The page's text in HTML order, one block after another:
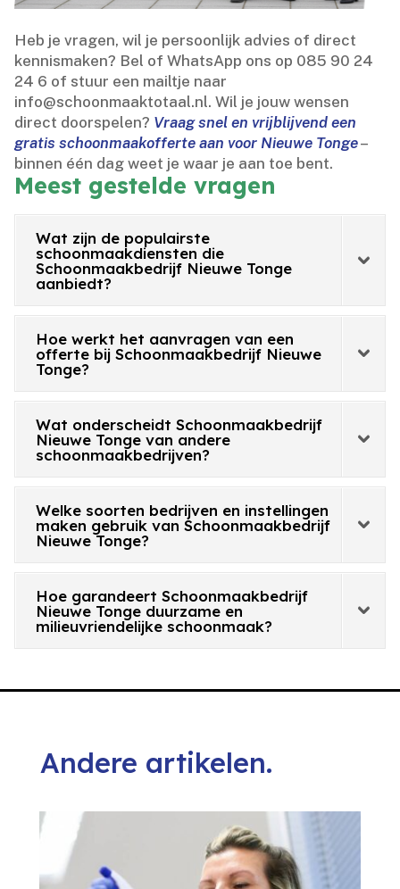
Heb je vragen, wil je persoonlijk advies of direct
kennismaken? Bel of WhatsApp ons op 085 90 24
24 6 of stuur een mailtje naar
info@schoonmaaktotaal.​nl.​ Wil je jouw wensen
direct doorspelen? Vraag snel en vrijblijvend een
gratis schoonmaakofferte aan voor Nieuwe Tonge–
binnen één dag weet je waar je aan toe bent.​
Meest gestelde vragen
Wat zijn de populairste
schoonmaakdiensten die
Schoonmaakbedrijf Nieuwe Tonge
aanbiedt?
Hoe werkt het aanvragen van een
offerte bij Schoonmaakbedrijf Nieuwe
Tonge?
Wat onderscheidt Schoonmaakbedrijf
Nieuwe Tonge van andere
schoonmaakbedrijven?
Welke soorten bedrijven en instellingen
maken gebruik van Schoonmaakbedrijf
Nieuwe Tonge?
Hoe garandeert Schoonmaakbedrijf
Nieuwe Tonge duurzame en
milieuvriendelijke schoonmaak?
Andere artikelen.